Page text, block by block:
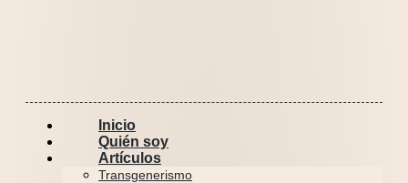
Inicio
Quién soy
Artículos
Transgenerismo